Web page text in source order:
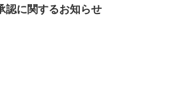
認に関するお知らせ